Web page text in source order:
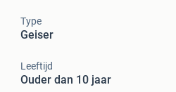
Type
Geiser
Leeftijd
Ouder dan 10 jaar